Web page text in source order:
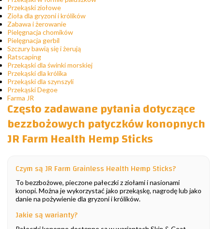
Przekąski ziołowe
Zioła dla gryzoni i królików
Zabawa i żerowanie
Pielęgnacja chomików
Pielęgnacja gerbil
Szczury bawią się i żerują
Ratscaping
Przekąski dla świnki morskiej
Przekąski dla królika
Przekąski dla szynszyli
Przekąski Degoe
Farma JR
Często zadawane pytania dotyczące
bezzbożowych patyczków konopnych
JR Farm Health Hemp Sticks
Czym są JR Farm Grainless Health Hemp Sticks?
To bezzbożowe, pieczone pałeczki z ziołami i nasionami
konopi. Można je wykorzystać jako przekąskę, nagrodę lub jako
danie na pożywienie dla gryzoni i królików.
Jakie są warianty?